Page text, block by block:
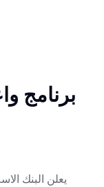
برنامج
يعلن البنك